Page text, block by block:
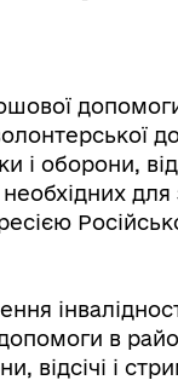
України
і оборони,
необхідних
в
відсічі і